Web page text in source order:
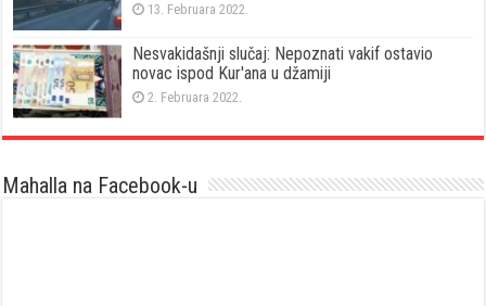
13. Februara 2022.
Nesvakidašnji slučaj: Nepoznati vakif ostavio
novac ispod Kur'ana u džamiji
2. Februara 2022.
Mahalla na Facebook-u